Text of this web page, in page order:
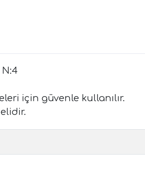
için güvenle kullanılır.